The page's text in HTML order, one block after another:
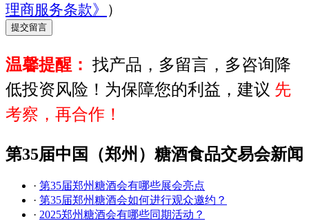
理商服务条款》
）
温馨提醒： 找产品，多留言，多咨询降
低投资风险！为保障您的利益，建议 先
考察，再合作！
第35届中国（郑州）糖酒食品交易会新闻
· 第35届郑州糖酒会有哪些展会亮点
· 第35届郑州糖酒会如何进行观众邀约？
· 2025郑州糖酒会有哪些同期活动？